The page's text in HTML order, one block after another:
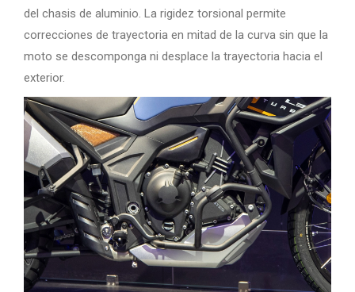
del chasis de aluminio. La rigidez torsional permite
correcciones de trayectoria en mitad de la curva sin que la
moto se descomponga ni desplace la trayectoria hacia el
exterior.